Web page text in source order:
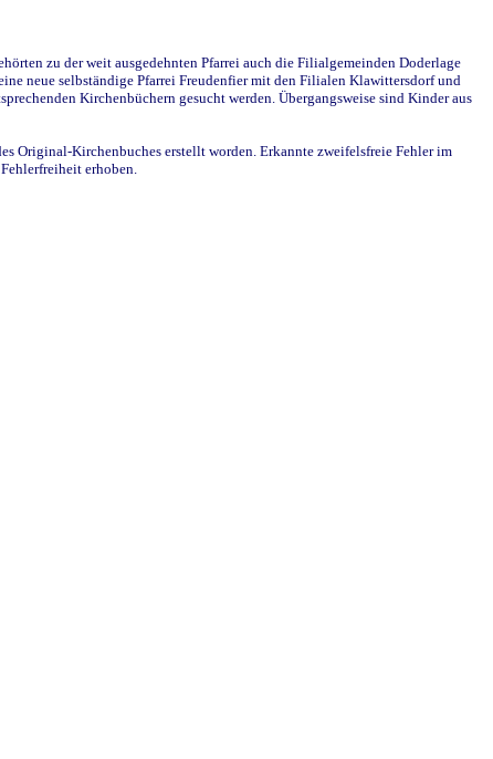
zu der weit ausgedehnten Pfarrei auch die Filialgemeinden Doderlage
neue selbständige Pfarrei Freudenfier mit den Filialen Klawittersdorf und
Kirchenbüchern gesucht werden. Übergangsweise sind Kinder aus
Original-Kirchenbuches erstellt worden. Erkannte zweifelsfreie Fehler im
erhoben.